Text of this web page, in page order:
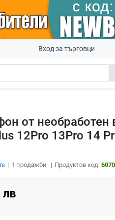
Вход за търговци
от необработен
12Pro 13Pro 14
1 продажби Продуктов код:
лв